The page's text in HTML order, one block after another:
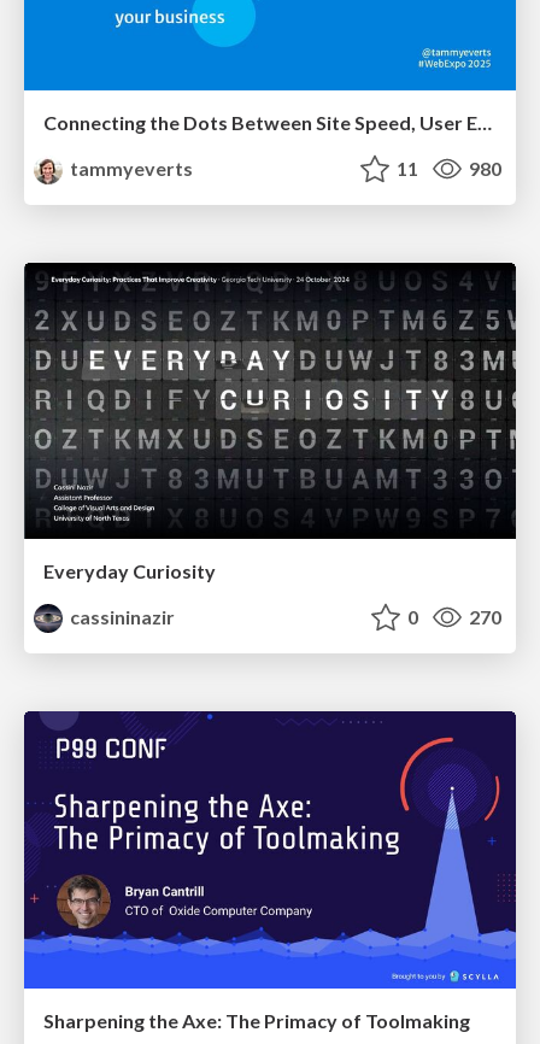
Connecting the Dots Between Site Speed, User Experience & Your Business [WebExpo 2025]
tammyeverts
11 980
Everyday Curiosity
cassininazir
0 270
Sharpening the Axe: The Primacy of Toolmaking